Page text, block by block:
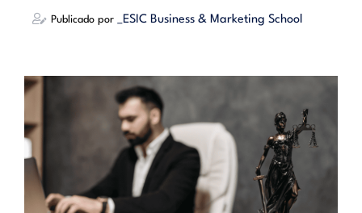
Publicado por _ESIC Business & Marketing School